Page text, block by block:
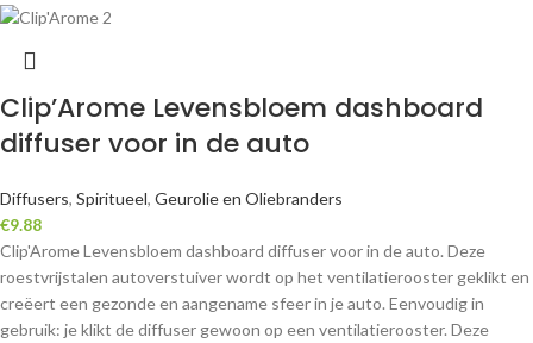
Clip’Arome Levensbloem dashboard
diffuser voor in de auto
Diffusers, Spiritueel, Geurolie en Oliebranders
€9.88
Clip'Arome Levensbloem dashboard diffuser voor in de auto. Deze
roestvrijstalen autoverstuiver wordt op het ventilatierooster geklikt en
creëert een gezonde en aangename sfeer in je auto. Eenvoudig in
gebruik: je klikt de diffuser gewoon op een ventilatierooster. Deze